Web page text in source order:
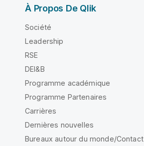
À Propos De Qlik
Société
Leadership
RSE
DEI&B
Programme académique
Programme Partenaires
Carrières
Dernières nouvelles
Bureaux autour du monde/Contact